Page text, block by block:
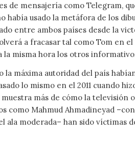
de mensajería como Telegram,
había usado la metáfora de los
entre ambos países desde la
a fracasar tal como Tom en
la misma hora los otros
la máxima autoridad del país
lo mismo en el 2011 cuando
más de cómo la televisión
como Mahmud Ahmadineyad
ala moderada– han sido víctimas